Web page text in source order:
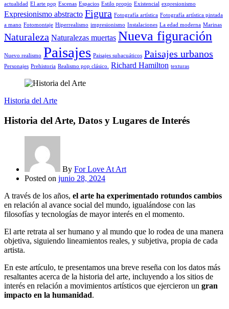
actualidad El arte pop Escenas Espacios Estilo propio Existencial expresionismo
Expresionismo abstracto Figura Fotografía artística Fotografía artística pintada
a mano Fotomontaje Hiperrealismo impresionismo Instalaciones La edad moderna Marinas
Naturaleza Naturalezas muertas Nueva figuración
Nuevo realismo Paisajes Paisajes subacuáticos Paisajes urbanos
Personajes Prehistoria Realismo pop clásico. Richard Hamilton texturas
Historia del Arte
Historia del Arte, Datos y Lugares de Interés
By For Love At Art
Posted on junio 28, 2024
A través de los años, el arte ha experimentado rotundos cambios
en relación al avance social del mundo, igualándose con las
filosofías y tecnologías de mayor interés en el momento.
El arte retrata al ser humano y al mundo que lo rodea de una manera
objetiva, siguiendo lineamientos reales, y subjetiva, propia de cada
artista.
En este artículo, te presentamos una breve reseña con los datos más
resaltantes acerca de la historia del arte, incluyendo a los sitios de
interés en relación a movimientos artísticos que ejercieron un gran
impacto en la humanidad.